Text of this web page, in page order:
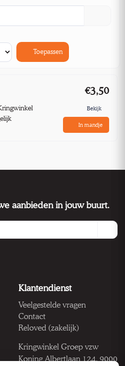
Toepassen
€3,50
Bekijk
In mandje
aanbieden in jouw buurt.
Klantendienst
Veelgestelde vragen
Contact
Reloved (zakelijk)
Kringwinkel Groep vzw
Koning Albertlaan 124, 9000